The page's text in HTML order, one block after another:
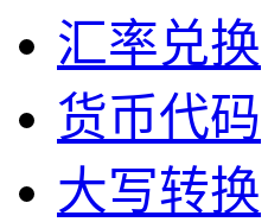
汇率兑换
货币代码
大写转换